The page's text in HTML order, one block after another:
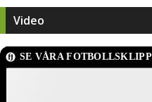
Video
SE VÅRA FOTBOLLSKLIPP